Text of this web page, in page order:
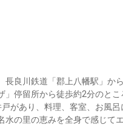
良川鉄道「郡上八幡駅」か
」停留所から徒歩約2分のと
があり、料理、客室、お風
水の里の恵みを全身で感じて